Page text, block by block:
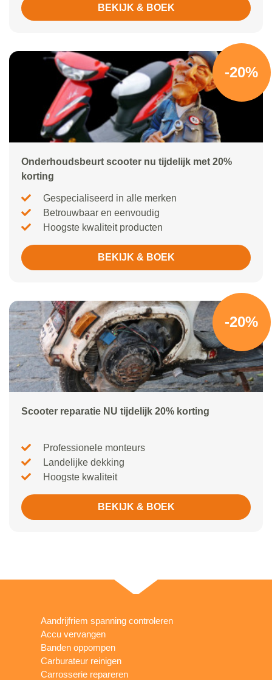
BEKIJK & BOEK
-20%
Onderhoudsbeurt scooter nu tijdelijk met 20%
korting
Gespecialiseerd in alle merken
Betrouwbaar en eenvoudig
Hoogste kwaliteit producten
BEKIJK & BOEK
-20%
Scooter reparatie NU tijdelijk 20% korting
Professionele monteurs
Landelijke dekking
Hoogste kwaliteit
BEKIJK & BOEK
Aandrijfriem spanning controleren
Accu vervangen
Banden oppompen
Carburateur reinigen
Carrosserie repareren